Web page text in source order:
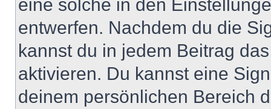
eine solche in den
entwerfen. Nachdem du die
kannst du in jedem Beitrag
aktivieren. Du kannst eine
deinem persönlichen Bereich